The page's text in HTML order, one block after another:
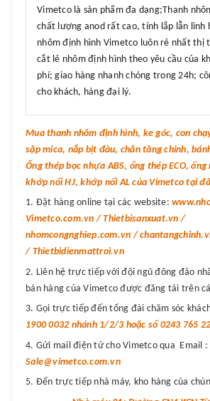
Vimetco là sản phẩm đa dạng;Thanh
chất lượng anod rất cao, tính lắp lẫn linh
nhôm định hình Vimetco luôn rẻ nhất thị
cắt lẻ nhôm định hình theo yêu cầu của
phí; giao hàng nhanh chóng trong 24h;
cho khách, hàng đại lý.
Mua thanh nhôm định hình, ke góc, con
sập mica, nắp bịt đàu, chân tăng chỉnh,
Ống thép bọc nhựa ABS, ống thép ECO,
khớp nối HJ, khớp nối AL của Vimetco tại
Đặt hàng online tại các website:
Vimetco.com.vn / Thietbisanxuat.vn /
nhomcongnghiep.com.vn /
/ Thietbidienmattroi.vn
Liên hệ trực tiếp với đội ngũ đông đảo
bán hàng của Vimetco được đăng tải trên
Gọi trực tiếp đến tổng đài chăm sóc
1900 0032 nhánh 1/2/3 hoặc số 0243 765
Gửi mail điện tử cho Vimetco qua Email :
Sale@vimetco.com.vn
Đến trực tiếp nhà máy, kho hàng của